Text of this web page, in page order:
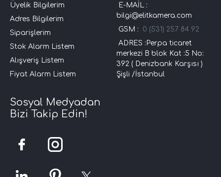
Üyelik Bilgilerim
Adres Bilgilerim
Siparişlerim
Stok Alarm Listem
Alışveriş Listem
Fiyat Alarm Listem
E-MAİL :
bilgi@elitkamera.com
GSM : 0 (531) 257 84 92
ADRES :Perpa ticaret
merkezi B blok Kat :5 No:
392 ( Denizbank Karşısı )
Şişli /İstanbul
Sosyal Medyadan
Bizi Takip Edin!